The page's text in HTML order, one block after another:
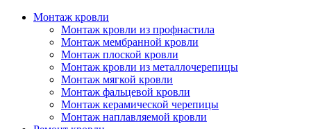
Лабинск
Майкоп
Новороссийск
Новокубанск
Приморско-ахтарск
Славянск на кубани
Сочи
Монтаж кровли
Монтаж кровли из профнастила
Монтаж мембранной кровли
Монтаж плоской кровли
Монтаж кровли из металлочерепицы
Монтаж мягкой кровли
Монтаж фальцевой кровли
Монтаж керамической черепицы
Монтаж наплавляемой кровли